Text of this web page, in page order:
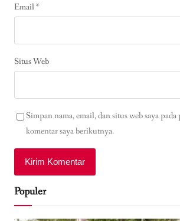
Email*
Situs Web
Simpan nama, email, dan situs web saya
komentar saya berikutnya.
Populer